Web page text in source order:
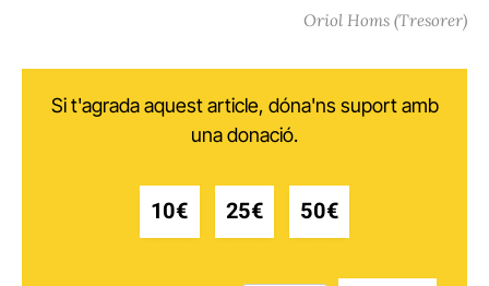
Oriol Homs (Tresorer)
Si t'agrada aquest article, dóna'ns suport amb
una donació.
10€ 25€ 50€